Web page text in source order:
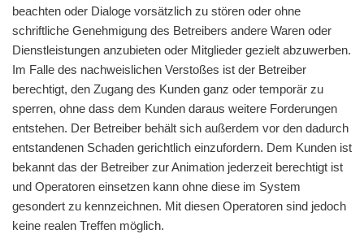
beachten oder Dialoge vorsätzlich zu stören oder ohne
schriftliche Genehmigung des Betreibers andere Waren oder
Dienstleistungen anzubieten oder Mitglieder gezielt abzuwerben.
Im Falle des nachweislichen Verstoßes ist der Betreiber
berechtigt, den Zugang des Kunden ganz oder temporär zu
sperren, ohne dass dem Kunden daraus weitere Forderungen
entstehen. Der Betreiber behält sich außerdem vor den dadurch
entstandenen Schaden gerichtlich einzufordern. Dem Kunden ist
bekannt das der Betreiber zur Animation jederzeit berechtigt ist
und Operatoren einsetzen kann ohne diese im System
gesondert zu kennzeichnen. Mit diesen Operatoren sind jedoch
keine realen Treffen möglich.